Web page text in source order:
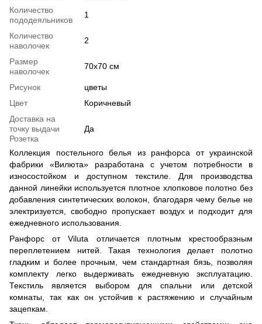
Количество
пододеяльников
1
Количество
наволочек
2
Размер
наволочек
70х70 см
Рисунок
цветы
Цвет
Коричневый
Доставка на
точку выдачи
Розетка
Да
Коллекция постельного белья из ранфорса от украинской
фабрики «Вилюта» разработана с учетом потребности в
износостойком и доступном текстиле. Для производства
данной линейки используется плотное хлопковое полотно без
добавления синтетических волокон, благодаря чему белье не
электризуется, свободно пропускает воздух и подходит для
ежедневного использования.
Ранфорс от Viluta отличается плотным крестообразным
переплетением нитей. Такая технология делает полотно
гладким и более прочным, чем стандартная бязь, позволяя
комплекту легко выдерживать ежедневную эксплуатацию.
Текстиль является выбором для спальни или детской
комнаты, так как он устойчив к растяжению и случайным
зацепкам.